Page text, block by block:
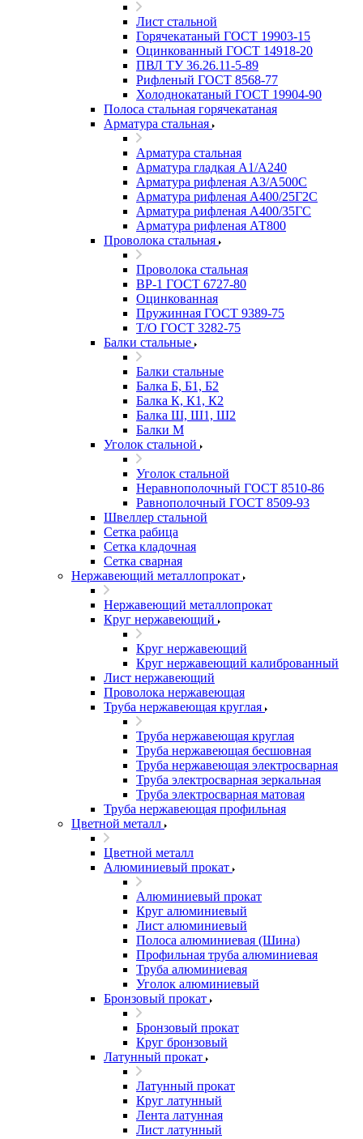
Лист стальной
Горячекатаный ГОСТ 19903-15
Оцинкованный ГОСТ 14918-20
ПВЛ ТУ 36.26.11-5-89
Рифленый ГОСТ 8568-77
Холоднокатаный ГОСТ 19904-90
Полоса стальная горячекатаная
Арматура стальная
Арматура стальная
Арматура гладкая А1/А240
Арматура рифленая А3/А500С
Арматура рифленая А400/25Г2С
Арматура рифленая А400/35ГС
Арматура рифленая АТ800
Проволока стальная
Проволока стальная
ВР-1 ГОСТ 6727-80
Оцинкованная
Пружинная ГОСТ 9389-75
Т/О ГОСТ 3282-75
Балки стальные
Балки стальные
Балка Б, Б1, Б2
Балка К, К1, К2
Балка Ш, Ш1, Ш2
Балки М
Уголок стальной
Уголок стальной
Неравнополочный ГОСТ 8510-86
Равнополочный ГОСТ 8509-93
Швеллер стальной
Сетка рабица
Сетка кладочная
Сетка сварная
Нержавеющий металлопрокат
Нержавеющий металлопрокат
Круг нержавеющий
Круг нержавеющий
Круг нержавеющий калиброванный
Лист нержавеющий
Проволока нержавеющая
Труба нержавеющая круглая
Труба нержавеющая круглая
Труба нержавеющая бесшовная
Труба нержавеющая электросварная
Труба электросварная зеркальная
Труба электросварная матовая
Труба нержавеющая профильная
Цветной металл
Цветной металл
Алюминиевый прокат
Алюминиевый прокат
Круг алюминиевый
Лист алюминиевый
Полоса алюминиевая (Шина)
Профильная труба алюминиевая
Труба алюминиевая
Уголок алюминиевый
Бронзовый прокат
Бронзовый прокат
Круг бронзовый
Латунный прокат
Латунный прокат
Круг латунный
Лента латунная
Лист латунный